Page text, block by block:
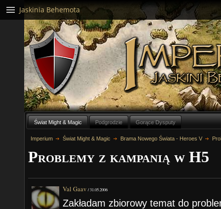
Świat Might & Magic Podgrodzie Gorące Dysputy
Imperium Świat Might & Magic Brama Nowego Świata - Heroes V
Problemy z kampanią w H5
Val Gaav /31.05.2006
Zakładam zbiorowy temat do
Jaskinia Behemota